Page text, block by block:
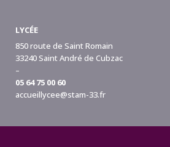
LYCÉE
850 route de Saint Romain
33240 Saint André de Cubzac
–
05 64 75 00 60
accueillycee@stam-33.fr